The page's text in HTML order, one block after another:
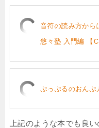
音符の読み方から
悠々塾 入門編 【
ぷっぷるのおんぷ
上記のような本でも良